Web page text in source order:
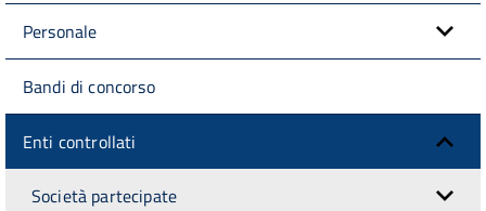
Personale
Bandi di concorso
Enti controllati
Società partecipate